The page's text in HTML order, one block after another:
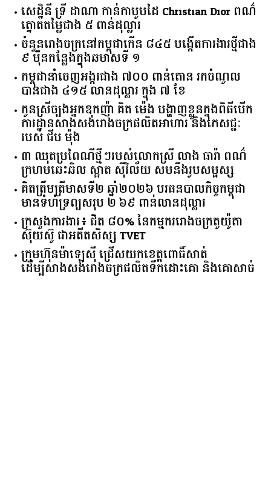
សេដ្ឋិនី ទ្រី ដាណា កាន់កាបូបដៃ Christian Dior ពណ៌
ត្នោតតម្លៃជាង ៥ ពាន់ដុល្លារ
ចំនួន​រោងចក្រ​នៅ​កម្ពុជា​កើន​ ​៨៤៥​ ​បង្កើត​ការងារ​ថ្មី​ជាង​
​៩​ ​ម៉ឺន​កន្លែង​ក្នុង​ឆមាស​ទី ​១​
កម្ពុជានាំចេញអង្ករជាង ៧០០ ពាន់តោន រកចំណូល
បានជាង ៤១៥ លានដុល្លារ ក្នុង ៧ ខែ
កូនស្រីច្បងអ្នកឧកញ៉ា គិត ម៉េង បង្ហាញខ្លួនក្នុងពិធីបើក
ការដ្ឋានសាងសង់រោងចក្រផលិតអាហារ និងភេសជ្ជៈ
របស់ ជីប ម៉ុង
៣ ឈុតប្រពៃណីថ្មីៗរបស់លោកស្រី លាង ធារ៉ា ពណ៌
ក្រហមឆេះឆិល ស្អាត ​ស៊ីវិល័យ សមនឹងរូបសម្ផស្ស
គិត​ត្រឹមត្រីមាស​ទី​២​ ​ឆ្នាំ​២០២៦​ បរធន​បាលកិច្ច​កម្ពុជា​ ​
មាន​ទំហំ​ទ្រព្យ​សរុប​ ​២.៦៩​ ​ពាន់លាន​ដុល្លារ​
ក្រសួង​ការងារ​៖ ​ជិត​ ​៨០​% ​នៃ​កម្មករ​រោងចក្រ​តូយ៉ូតា ​
ស៊ុយ​ស៊ូ ​ជា​អតីត​សិស្ស​ ​TVET​
ក្រុមហ៊ុន​ម៉ាឡេស៊ី ជ្រើសយកខេត្ដពោធិ៍សាត់
ដើម្បីសាងសង់រោងចក្រផលិតទឹកដោះគោ និងគោសាច់